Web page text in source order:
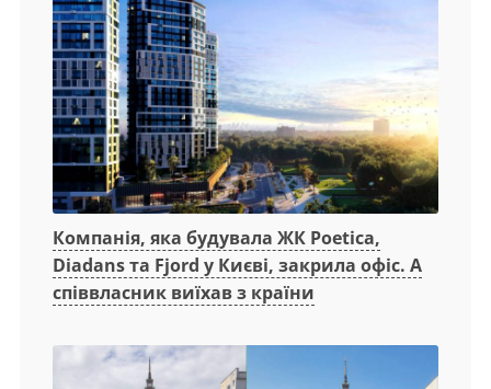
Компанія, яка будувала ЖК Poetica,
Diadans та Fjord у Києві, закрила офіс. А
співвласник виїхав з країни